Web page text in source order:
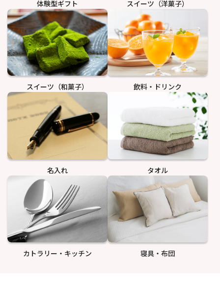
体験型ギフト スイーツ（洋菓子）
スイーツ（和菓子） 飲料・ドリンク
名入れ タオル
カトラリー・キッチン 寝具・布団